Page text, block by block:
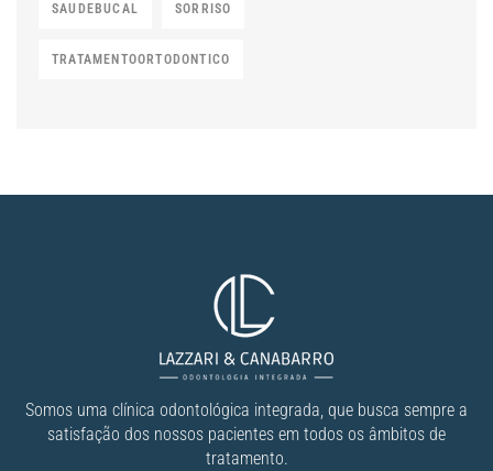
SAUDEBUCAL SORRISO
TRATAMENTOORTODONTICO
Somos uma clínica odontológica integrada, que busca sempre a
satisfação dos nossos pacientes em todos os âmbitos de
tratamento.